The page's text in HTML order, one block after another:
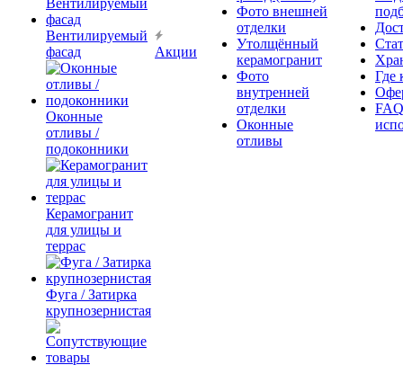
Вентилируемый
фасад
Оконные
отливы /
подоконники
Керамогранит
для улицы и
террас
Фуга / Затирка
крупнозернистая
Акции
Фото внешней
отделки
Утолщённый
керамогранит
Фото
внутренней
отделки
Оконные
отливы
Где